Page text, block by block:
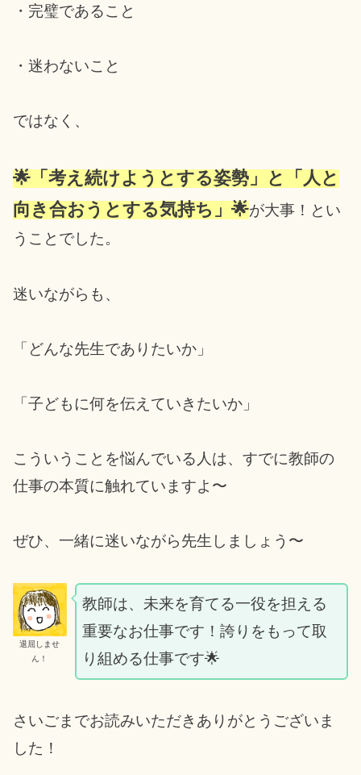
・完璧であること
・迷わないこと
ではなく、
🌟「考え続けようとする姿勢」と「人と
向き合おうとする気持ち」🌟が大事！とい
うことでした。
迷いながらも、
「どんな先生でありたいか」
「子どもに何を伝えていきたいか」
こういうことを悩んでいる人は、すでに教師の
仕事の本質に触れていますよ〜
ぜひ、一緒に迷いながら先生しましょう〜
退屈しませ
ん！
教師は、未来を育てる一役を担える
重要なお仕事です！誇りをもって取
り組める仕事です🌟
さいごまでお読みいただきありがとうございま
した！